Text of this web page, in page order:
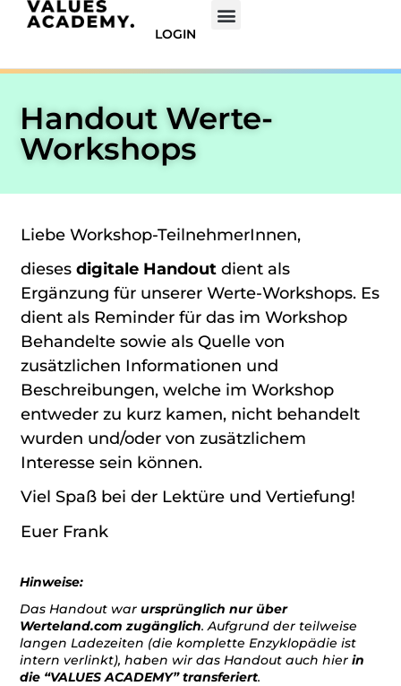
LOGIN
Handout Werte-
Workshops
Liebe Workshop-TeilnehmerInnen,
dieses digitale Handout dient als
Ergänzung für unserer Werte-Workshops. Es
dient als Reminder für das im Workshop
Behandelte sowie als Quelle von
zusätzlichen Informationen und
Beschreibungen, welche im Workshop
entweder zu kurz kamen, nicht behandelt
wurden und/oder von zusätzlichem
Interesse sein können.
Viel Spaß bei der Lektüre und Vertiefung!
Euer Frank
Hinweise:
Das Handout war ursprünglich nur über
Werteland.com zugänglich. Aufgrund der teilweise
langen Ladezeiten (die komplette Enzyklopädie ist
intern verlinkt), haben wir das Handout auch hier in
die “VALUES ACADEMY” transferiert.